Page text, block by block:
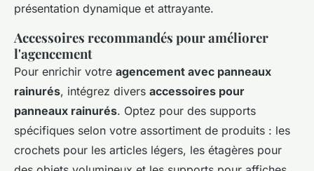
présentation dynamique et attrayante.
Accessoires recommandés pour améliorer
l'agencement
Pour enrichir votre agencement avec panneaux
rainurés, intégrez divers accessoires pour
panneaux rainurés. Optez pour des supports
spécifiques selon votre assortiment de produits : les
crochets pour les articles légers, les étagères pour